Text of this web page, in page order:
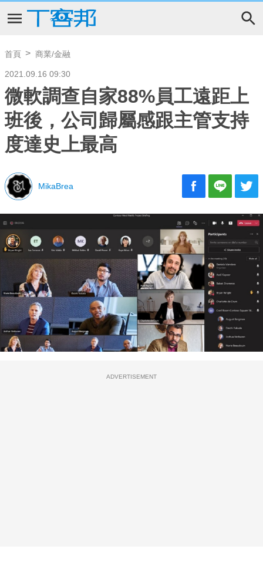
首頁 商業/金融
2021.09.16 09:30
微軟調查自家88%員工遠距上
班後，公司歸屬感跟主管支持
度達史上最高
MikaBrea
ADVERTISEMENT